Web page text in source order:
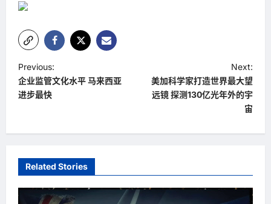
P
o
a
v
i
Previous:
企业监管文化水平 马来西亚
进步最快
Next:
美加科学家打造世界最大望
远镜 探测130亿光年外的宇
宙
Related Stories